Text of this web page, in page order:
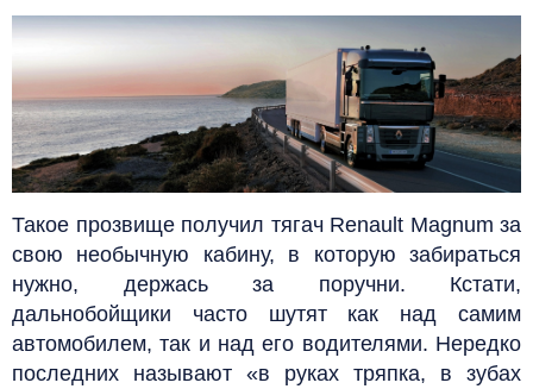
Такое прозвище получил тягач Renault Magnum за
свою необычную кабину, в которую забираться
нужно, держась за поручни. Кстати,
дальнобойщики часто шутят как над самим
автомобилем, так и над его водителями. Нередко
последних называют «в руках тряпка, в зубах